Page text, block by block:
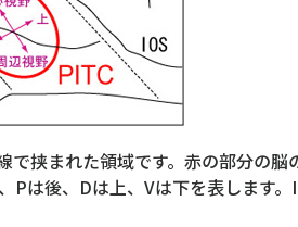
挟まれた領域です。赤の部分の脳
Pは後、Dは上、Vは下を表します